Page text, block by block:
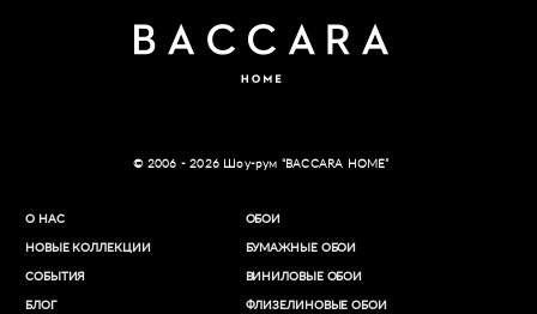
© 2006 - 2026 Шоу-рум “BACCARA HOME”
О НАС
НОВЫЕ КОЛЛЕКЦИИ
СОБЫТИЯ
БЛОГ
ОБОИ
БУМАЖНЫЕ ОБОИ
ВИНИЛОВЫЕ ОБОИ​
ФЛИЗЕЛИНОВЫЕ ОБОИ